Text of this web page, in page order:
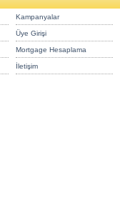
Kampanyalar
Üye Girişi
Mortgage Hesaplama
İletişim